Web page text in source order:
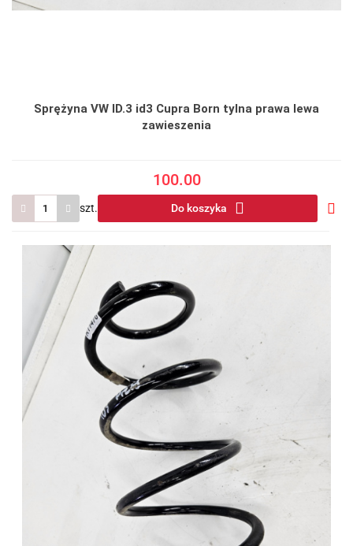
Sprężyna VW ID.3 id3 Cupra Born tylna prawa lewa
zawieszenia
100.00
szt. Do koszyka